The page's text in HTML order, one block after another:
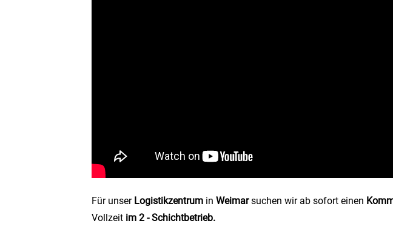
Für unserLogistikzentrum in Weimarsuchen wir ab sofort einen
Vollzeit im 2 - Schichtbetrieb.